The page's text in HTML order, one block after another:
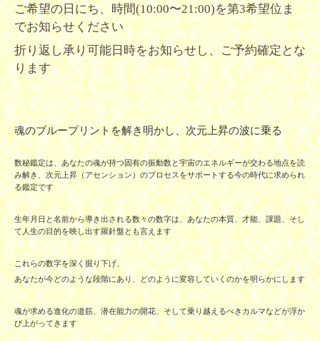
ご希望の日にち、時間(10:00〜21:00)を第3希望位ま
でお知らせください
折り返し承り可能日時をお知らせし、ご予約確定とな
ります
魂のブループリントを解き明かし、次元上昇の波に乗る
数秘鑑定は、あなたの魂が持つ固有の振動数と宇宙のエネルギーが交わる地点を読
み解き、次元上昇（アセンション）のプロセスをサポートする今の時代に求められ
る鑑定です
生年月日と名前から導き出される数々の数字は、あなたの本質、才能、課題、そし
て人生の目的を映し出す羅針盤とも言えます
これらの数字を深く掘り下げ、
あなたが今どのような段階にあり、どのように変容していくのかを明らかにします
魂が求める進化の道筋、潜在能力の開花、そして乗り越えるべきカルマなどが浮か
び上がってきます